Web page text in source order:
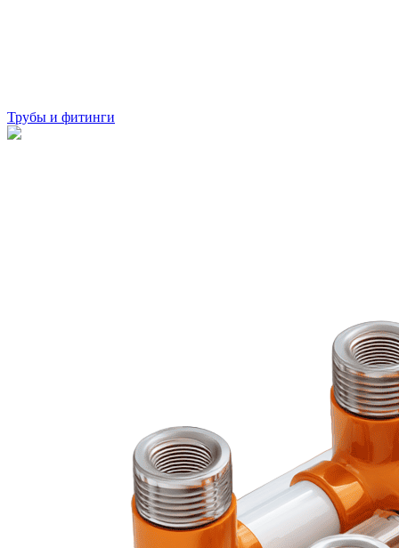
Трубы и фитинги